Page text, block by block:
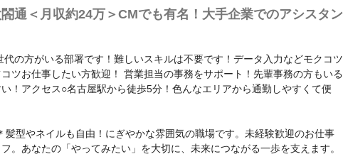
通＜月収約24万＞CMでも有名！大手企業でのアシスタン
代の方がいる部署です！難しいスキルは不要です！データ入力などモクコツ
ツお仕事したい方歓迎！ 営業担当の事務をサポート！先輩事務の方もいる
！アクセス○名古屋駅から徒歩5分！色んなエリアから通勤しやすくて便
髪型やネイルも自由！にぎやかな雰囲気の職場です。未経験歓迎のお仕事
。あなたの「やってみたい」を大切に、未来につながる一歩を支えます。